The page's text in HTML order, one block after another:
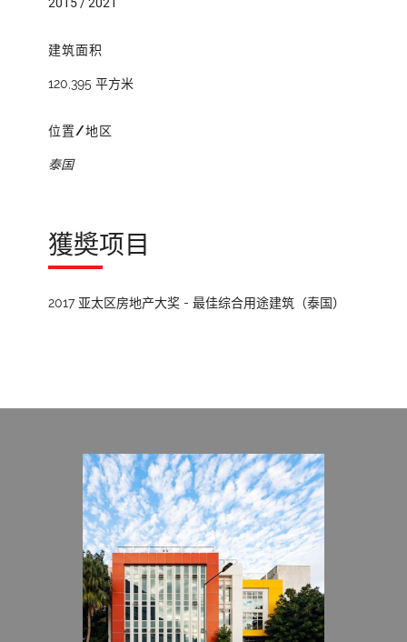
建筑面积
120,395 平方米
位置/地区
泰国
獲奬项目
2017 亚太区房地产大奖 - 最佳综合用途建筑（泰国）